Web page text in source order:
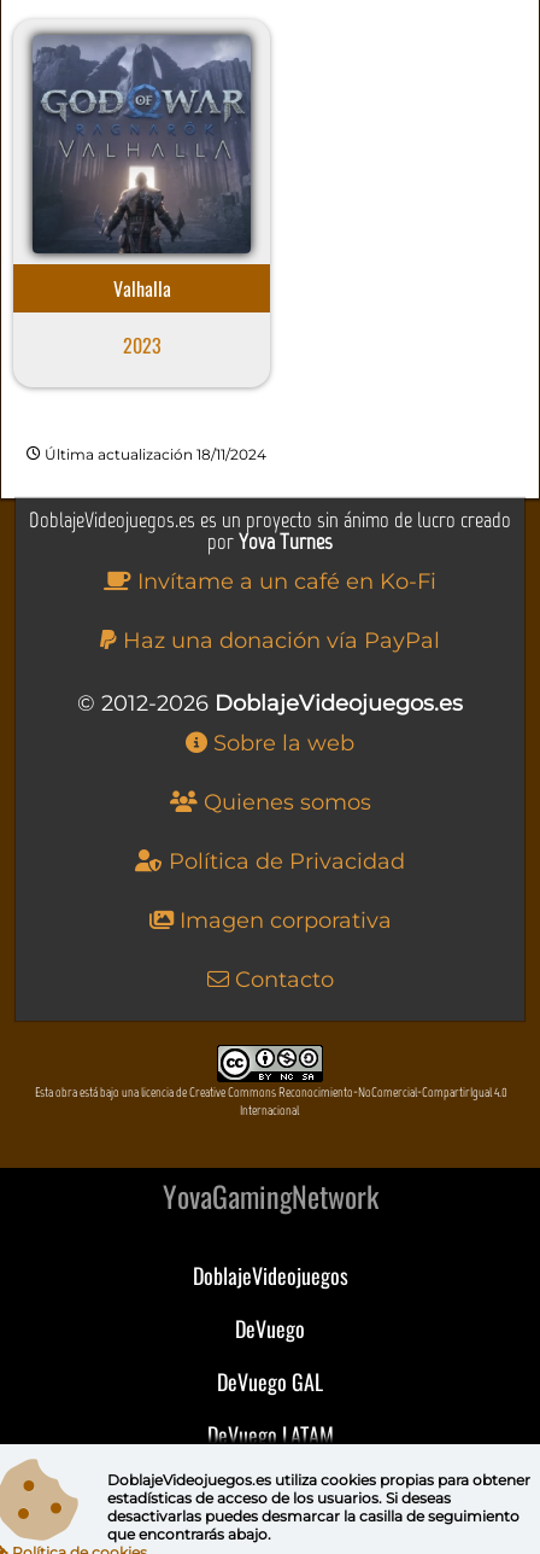
Valhalla
2023
Última actualización 18/11/2024
DoblajeVideojuegos.es es un proyecto sin ánimo de lucro creado
porYova Turnes
Invítame a un café en Ko-Fi
Haz una donación vía PayPal
© 2012-2026 DoblajeVideojuegos.es
Sobre la web
Quienes somos
Política de Privacidad
Imagen corporativa
Contacto
Esta obra está bajo una licencia de Creative Commons Reconocimiento-NoComercial-CompartirIgual 4.0
Internacional
YovaGamingNetwork
DoblajeVideojuegos
DeVuego
DeVuego GAL
DeVuego LATAM
DeVuego Portugal
DoblajeVideojuegos.es utiliza cookies propiaspara obtener
estadísticas de acceso de los usuarios. Si deseas
desactivarlas puedes desmarcar la casilla de seguimiento
que encontrarás abajo.